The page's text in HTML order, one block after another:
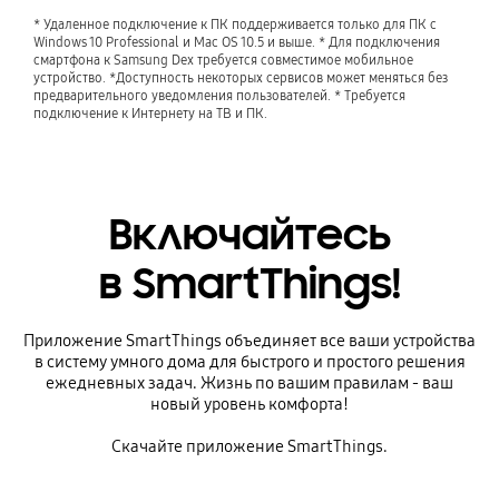
* Удаленное подключение к ПК поддерживается только для ПК с
Windows 10 Professional и Mac OS 10.5 и выше. * Для подключения
смартфона к Samsung Dex требуется совместимое мобильное
устройство. *Доступность некоторых сервисов может меняться без
предварительного уведомления пользователей. * Требуется
подключение к Интернету на ТВ и ПК.
Включайтесь
в SmartThings!
Приложение SmartThings объединяет все ваши устройства
в систему умного дома для быстрого и простого решения
ежедневных задач. Жизнь по вашим правилам - ваш
новый уровень комфорта!
Скачайте приложение SmartThings.